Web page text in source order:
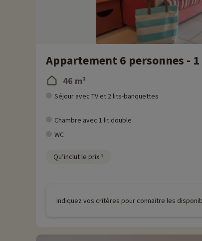
Appartement 6 personnes -
46 m²
Séjour avec TV et 2 lits-banquettes
Chambre avec 1 lit double
WC
Qu’inclut le prix ?
Indiquez vos critères pour connaitre les